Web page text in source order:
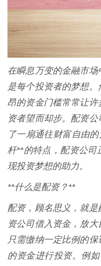
在瞬息万变的金融市
是每个投资者的梦想
昂的资金门槛常常让
资者望而却步。配资
了一扇通往财富自由
杆**的特点，配资公司
现投资梦想的助力。
**什么是配资？**
配资，顾名思义，就
资公司借入资金，放
只需缴纳一定比例的
的资金进行投资。例